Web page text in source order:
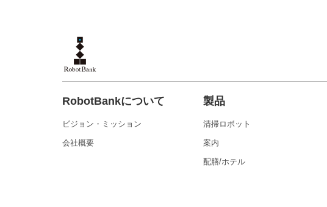
RobotBankについて
ビジョン・ミッション
会社概要
製品
清掃ロボット
案内
配膳/ホテル